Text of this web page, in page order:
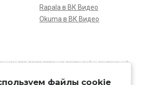
Rapala в ВК Видео
Okuma в ВК Видео
для предъявления претензий и рекламаций,
товаров могут отличаться от указанных на сайте.
файлы cookie